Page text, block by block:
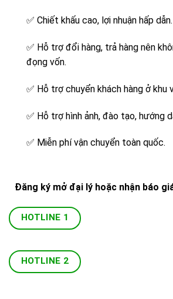
✅ Chiết khấu cao, lợi nhuận hấp dẫn.
✅ Hỗ trợ đổi hàng, trả hàng nên
đọng vốn.
✅ Hỗ trợ chuyển khách hàng ở khu
✅ Hỗ trợ hình ảnh, đào tạo, hướng
✅ Miễn phí vận chuyển toàn quốc.
Đăng ký mở đại lý hoặc nhận báo
HOTLINE 1
HOTLINE 2